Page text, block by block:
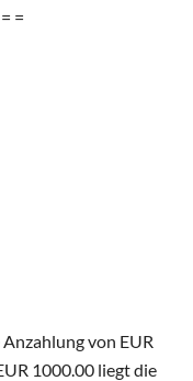
=
von EUR
1000.00 liegt die